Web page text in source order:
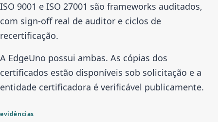
ISO 9001 e ISO 27001 são frameworks auditados,
com sign-off real de auditor e ciclos de
recertificação.
A EdgeUno possui ambas. As cópias dos
certificados estão disponíveis sob solicitação e a
entidade certificadora é verificável publicamente.
evidências